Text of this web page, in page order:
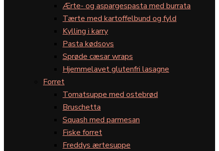
Ærte- og aspargespasta med burrata
Tærte med kartoffelbund og fyld
Kylling i karry
Pasta kødsovs
Sprøde cæsar wraps
Hjemmelavet glutenfri lasagne
Forret
Tomatsuppe med ostebrød
Bruschetta
Squash med parmesan
Fiske forret
Freddys ærtesuppe